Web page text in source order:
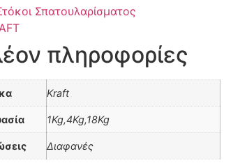
Σπατουλαρίσματος
πληροφορίες
Kraft
1Kg,4Kg,18Kg
Διαφανές